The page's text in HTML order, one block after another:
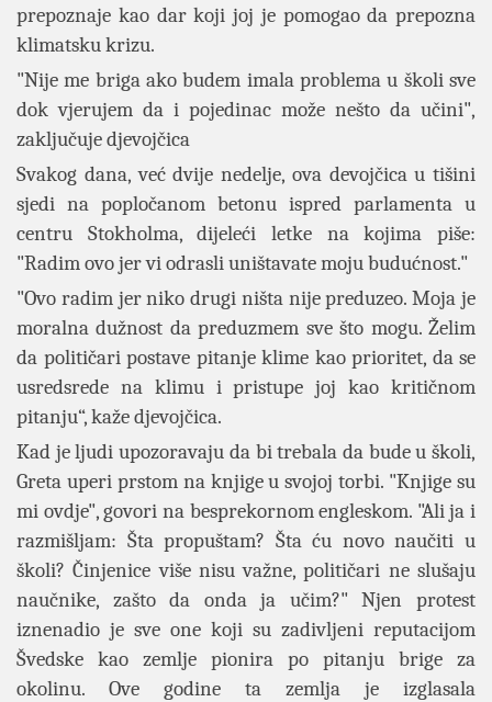
prepoznaje kao dar koji joj je pomogao da prepozna
klimatsku krizu.
"Nije me briga ako budem imala problema u školi sve
dok vjerujem da i pojedinac može nešto da učini",
zaključuje djevojčica
Svakog dana, već dvije nedelje, ova devojčica u tišini
sjedi na popločanom betonu ispred parlamenta u
centru Stokholma, dijeleći letke na kojima piše:
"Radim ovo jer vi odrasli uništavate moju budućnost."
"Ovo radim jer niko drugi ništa nije preduzeo. Moja je
moralna dužnost da preduzmem sve što mogu. Želim
da političari postave pitanje klime kao prioritet, da se
usredsrede na klimu i pristupe joj kao kritičnom
pitanju“, kaže djevojčica.
Kad je ljudi upozoravaju da bi trebala da bude u školi,
Greta uperi prstom na knjige u svojoj torbi. "Knjige su
mi ovdje", govori na besprekornom engleskom. "Ali ja i
razmišljam: Šta propuštam? Šta ću novo naučiti u
školi? Činjenice više nisu važne, političari ne slušaju
naučnike, zašto da onda ja učim?" Njen protest
iznenadio je sve one koji su zadivljeni reputacijom
Švedske kao zemlje pionira po pitanju brige za
okolinu. Ove godine ta zemlja je izglasala